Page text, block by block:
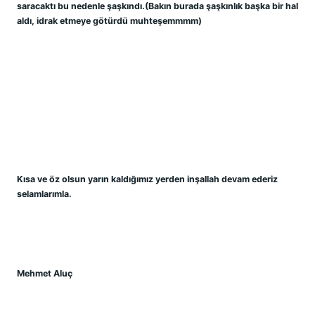
saracaktı bu nedenle şaşkındı.(Bakın burada şaşkınlık başka bir hal
aldı, idrak etmeye götürdü muhteşemmmm)
Kısa ve öz olsun yarın kaldığımız yerden inşallah devam ederiz
selamlarımla.
Mehmet Aluç